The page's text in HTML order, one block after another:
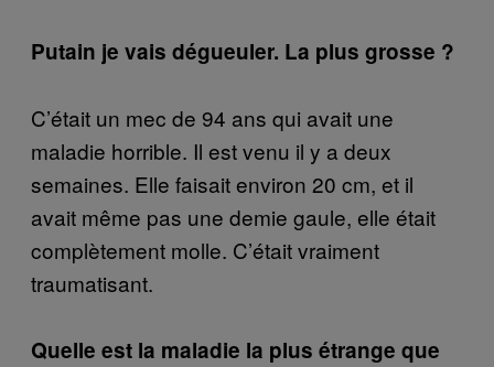
Putain je vais dégueuler. La plus grosse ?
C’était un mec de 94 ans qui avait une
maladie horrible. Il est venu il y a deux
semaines. Elle faisait environ 20 cm, et il
avait même pas une demie gaule, elle était
complètement molle. C’était vraiment
traumatisant.
Quelle est la maladie la plus étrange que